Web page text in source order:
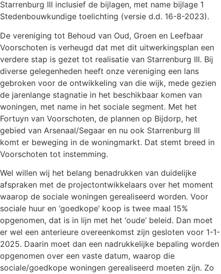
Starrenburg III inclusief de bijlagen, met name bijlage 1
Stedenbouwkundige toelichting (versie d.d. 16-8-2023).
De vereniging tot Behoud van Oud, Groen en Leefbaar
Voorschoten is verheugd dat met dit uitwerkingsplan een
verdere stap is gezet tot realisatie van Starrenburg III. Bij
diverse gelegenheden heeft onze vereniging een lans
gebroken voor de ontwikkeling van die wijk, mede gezien
de jarenlange stagnatie in het beschikbaar komen van
woningen, met name in het sociale segment. Met het
Fortuyn van Voorschoten, de plannen op Bijdorp, het
gebied van Arsenaal/Segaar en nu ook Starrenburg III
komt er beweging in de woningmarkt. Dat stemt breed in
Voorschoten tot instemming.
Wel willen wij het belang benadrukken van duidelijke
afspraken met de projectontwikkelaars over het moment
waarop de sociale woningen gerealiseerd worden. Voor
sociale huur en ‘goedkope’ koop is twee maal 15%
opgenomen, dat is in lijn met het ‘oude’ beleid. Dan moet
er wel een anterieure overeenkomst zijn gesloten voor 1-1-
2025. Daarin moet dan een nadrukkelijke bepaling worden
opgenomen over een vaste datum, waarop die
sociale/goedkope woningen gerealiseerd moeten zijn. Zo